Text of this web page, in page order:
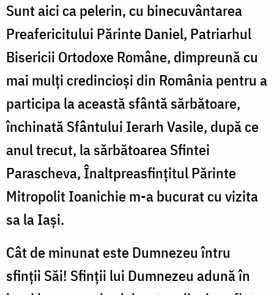
Sunt aici ca pelerin, cu binecuvântarea
Preafericitului Părinte Daniel, Patriarhul
Bisericii Ortodoxe Române, dimpreună cu
mai mulţi credincioși din România pentru a
participa la această sfântă sărbătoare,
închinată Sfântului Ierarh Vasile, după ce
anul trecut, la sărbătoarea Sfintei
Parascheva, Înaltpreasfinţitul Părinte
Mitropolit Ioanichie m-a bucurat cu vizita
sa la Iaşi.
Cât de minunat este Dumnezeu întru
sfinţii Săi! Sfinţii lui Dumnezeu adună în